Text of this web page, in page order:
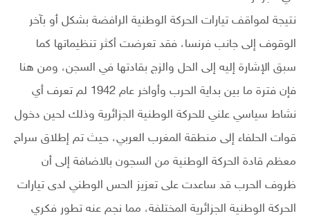
نتيجة لمواقف تيارات الحركة الوطنية الرافضة بشكل أو بآخر
الوقوف إلى جانب فرنسا، فقد تعرضت أكثر تنظيماتها كما
سبق الإشارة إليه إلى الحل والزج بقادتها في السجن، ومن هنا
فإن فترة ما بين بداية الحرب وأواخر عام 1942 لم تعرف أي
نشاط سياسي علني للحركة الوطنية الجزائرية وذلك لحين دخول
قوات الحلفاء إلى منطقة المغرب العربي، حيث تم إطلاق سراح
معظم قادة الحركة الوطنية من السجون بالاضافة إلى أن
ظروف الحرب قد ساعدت على تعزيز الحس الوطني لدى تيارات
الحركة الوطنية الجزائرية المختلفة، مما نجم عنه تطور فكري